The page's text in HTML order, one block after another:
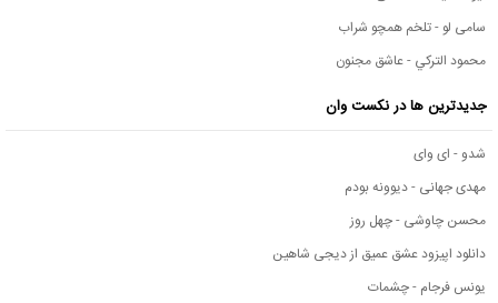
سامی لو - تلخم همچو شراب
محمود التركي - عاشق مجنون
جدیدترین ها در نکست وان
شدو - ای وای
مهدی جهانی - دیوونه بودم
محسن چاوشی - چهل روز
دانلود اپیزود عشق عمیق از دیجی شاهین
یونس فرجام - چشمات